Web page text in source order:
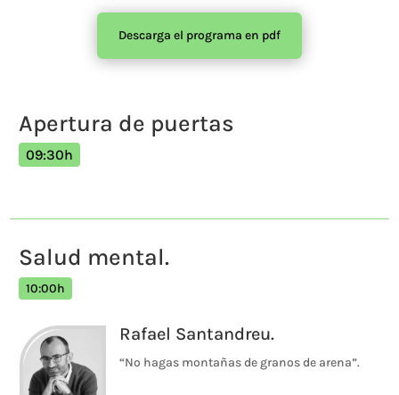
Descarga el programa en pdf
Apertura de puertas
09:30h
Salud mental.
10:00h
Rafael Santandreu.
“No hagas montañas de granos de arena”.